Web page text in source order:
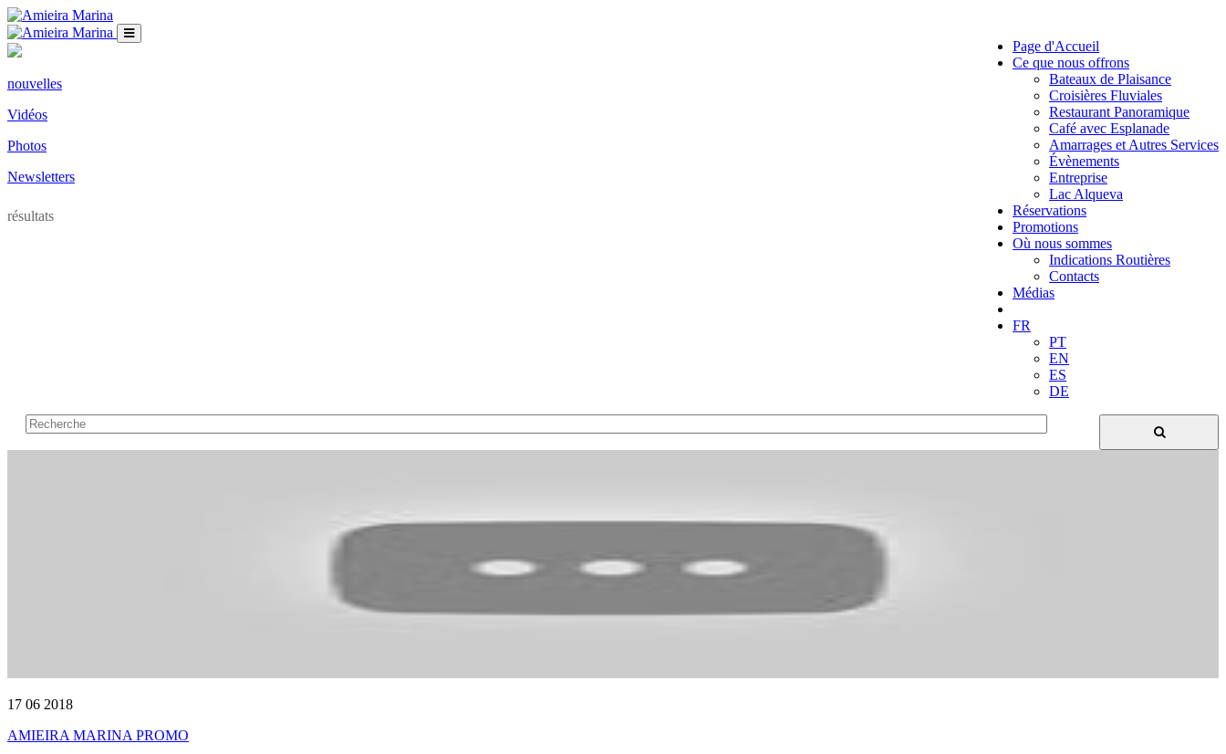
Page d'Accueil
Ce que nous offrons
Bateaux de Plaisance
Croisières Fluviales
Restaurant Panoramique
Café avec Esplanade
Amarrages et Autres Services
Évènements
Entreprise
Lac Alqueva
Réservations
Promotions
Où nous sommes
Indications Routières
Contacts
Médias
FR
PT
EN
ES
DE
nouvelles
Vidéos
Photos
Newsletters
résultats
17 06 2018
AMIEIRA MARINA PROMO